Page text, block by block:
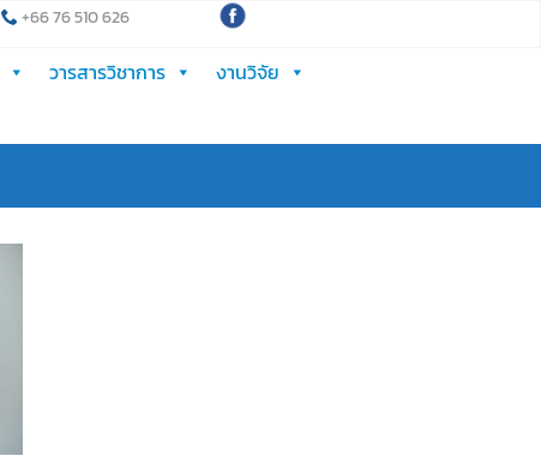
+66 76 510 626
วารสารวิชาการ
งานวิจัย